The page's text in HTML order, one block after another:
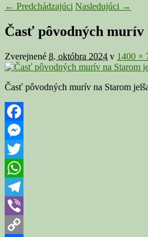
Navigácia
galérii
← Predchádzajúci Nasledujúci →
Časť pôvodných murív
Zverejnené 8. októbra 2024 v 1400 ×
Časť pôvodných murív na Starom
Facebook
Messenger
Twitter
WhatsApp
Telegram
Viber